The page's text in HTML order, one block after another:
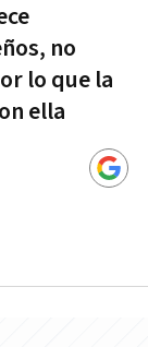
no
lo que la
ella